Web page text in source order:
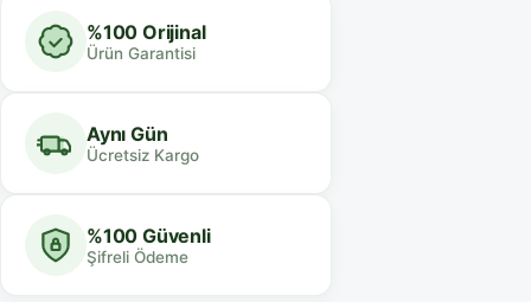
%100 Orijinal
Ürün Garantisi
Aynı Gün
Ücretsiz Kargo
%100 Güvenli
Şifreli Ödeme